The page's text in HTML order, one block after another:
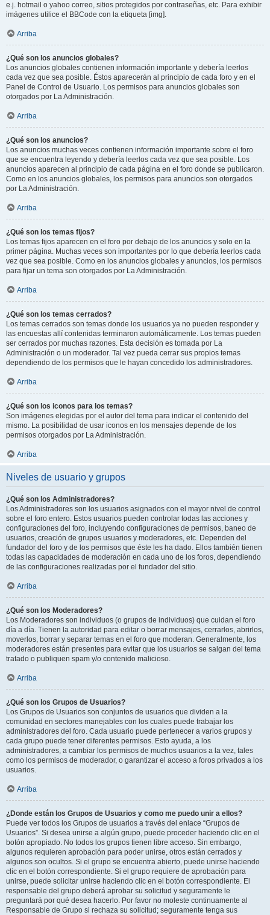
e.j. hotmail o yahoo correo, sitios protegidos por contraseñas, etc. Para exhibir
imágenes utilice el BBCode con la etiqueta [img].
Arriba
¿Qué son los anuncios globales?
Los anuncios globales contienen información importante y debería leerlos
cada vez que sea posible. Éstos aparecerán al principio de cada foro y en el
Panel de Control de Usuario. Los permisos para anuncios globales son
otorgados por La Administración.
Arriba
¿Qué son los anuncios?
Los anuncios muchas veces contienen información importante sobre el foro
que se encuentra leyendo y debería leerlos cada vez que sea posible. Los
anuncios aparecen al principio de cada página en el foro donde se publicaron.
Como en los anuncios globales, los permisos para anuncios son otorgados
por La Administración.
Arriba
¿Qué son los temas fijos?
Los temas fijos aparecen en el foro por debajo de los anuncios y solo en la
primer página. Muchas veces son importantes por lo que debería leerlos cada
vez que sea posible. Como en los anuncios globales y anuncios, los permisos
para fijar un tema son otorgados por La Administración.
Arriba
¿Qué son los temas cerrados?
Los temas cerrados son temas donde los usuarios ya no pueden responder y
las encuestas allí contenidas terminaron automáticamente. Los temas pueden
ser cerrados por muchas razones. Esta decisión es tomada por La
Administración o un moderador. Tal vez pueda cerrar sus propios temas
dependiendo de los permisos que le hayan concedido los administradores.
Arriba
¿Qué son los iconos para los temas?
Son imágenes elegidas por el autor del tema para indicar el contenido del
mismo. La posibilidad de usar iconos en los mensajes depende de los
permisos otorgados por La Administración.
Arriba
Niveles de usuario y grupos
¿Qué son los Administradores?
Los Administradores son los usuarios asignados con el mayor nivel de control
sobre el foro entero. Estos usuarios pueden controlar todas las acciones y
configuraciones del foro, incluyendo configuraciones de permisos, baneo de
usuarios, creación de grupos usuarios y moderadores, etc. Dependen del
fundador del foro y de los permisos que éste les ha dado. Ellos también tienen
todas las capacidades de moderación en cada uno de los foros, dependiendo
de las configuraciones realizadas por el fundador del sitio.
Arriba
¿Qué son los Moderadores?
Los Moderadores son individuos (o grupos de individuos) que cuidan el foro
día a día. Tienen la autoridad para editar o borrar mensajes, cerrarlos, abrirlos,
moverlos, borrar y separar temas en el foro que moderan. Generalmente, los
moderadores están presentes para evitar que los usuarios se salgan del tema
tratado o publiquen spam y/o contenido malicioso.
Arriba
¿Qué son los Grupos de Usuarios?
Los Grupos de Usuarios son conjuntos de usuarios que dividen a la
comunidad en sectores manejables con los cuales puede trabajar los
administradores del foro. Cada usuario puede pertenecer a varios grupos y
cada grupo puede tener diferentes permisos. Esto ayuda, a los
administradores, a cambiar los permisos de muchos usuarios a la vez, tales
como los permisos de moderador, o garantizar el acceso a foros privados a los
usuarios.
Arriba
¿Donde están los Grupos de Usuarios y como me puedo unir a ellos?
Puede ver todos los Grupos de usuarios a través del enlace “Grupos de
Usuarios”. Si desea unirse a algún grupo, puede proceder haciendo clic en el
botón apropiado. No todos los grupos tienen libre acceso. Sin embargo,
algunos requieren aprobación para poder unirse, otros están cerrados y
algunos son ocultos. Si el grupo se encuentra abierto, puede unirse haciendo
clic en el botón correspondiente. Si el grupo requiere de aprobación para
unirse, puede solicitar unirse haciendo clic en el botón correspondiente. El
responsable del grupo deberá aprobar su solicitud y seguramente le
preguntará por qué desea hacerlo. Por favor no moleste continuamente al
Responsable de Grupo si rechaza su solicitud; seguramente tenga sus